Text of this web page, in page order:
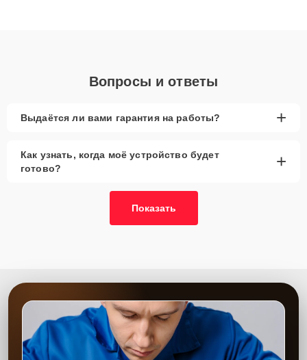
Вопросы и ответы
Выдаётся ли вами гарантия на работы? +
Как узнать, когда моё устройство будет
готово?
+
Показать